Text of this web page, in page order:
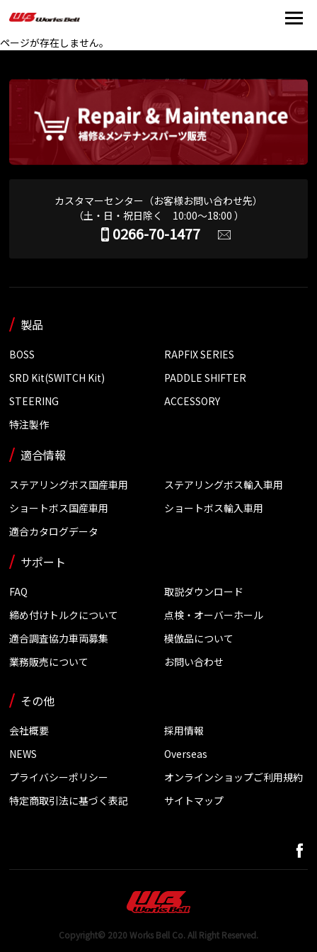
ページが存在しません。
カスタマーセンター（お客様お問い合わせ先）
（土・日・祝日除く 10:00～18:00 ）
0266-70-1477
製品
BOSS
RAPFIX SERIES
SRD Kit(SWITCH Kit)
PADDLE SHIFTER
STEERING
ACCESSORY
特注製作
適合情報
ステアリングボス国産車用
ステアリングボス輸入車用
ショートボス国産車用
ショートボス輸入車用
適合カタログデータ
サポート
FAQ
取説ダウンロード
締め付けトルクについて
点検・オーバーホール
適合調査協力車両募集
模倣品について
業務販売について
お問い合わせ
その他
会社概要
採用情報
NEWS
Overseas
プライバシーポリシー
オンラインショップご利用規約
特定商取引法に基づく表記
サイトマップ
Copyright© 2020 Works Bell Co. All Right Reserved.